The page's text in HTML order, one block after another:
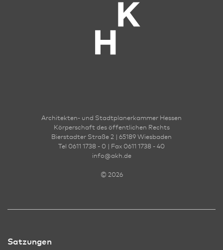
Architekten- und Stadt­planer­kammer Hessen
Körperschaft des öffentlichen Rechts
Bierstadter Straße 2 | 65189 Wies­ba­den
Tel 0611 1738 - 0 | Fax 0611 1738 - 40
info@akh.de
© 2026
Satzungen